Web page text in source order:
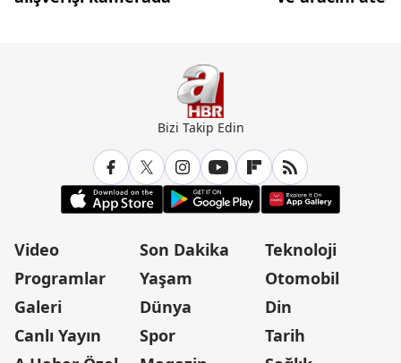
Bizi Takip Edin
Video
Programlar
Galeri
Canlı Yayın
Son Dakika
Yaşam
Dünya
Spor
Teknoloji
Otomobil
Din
Tarih